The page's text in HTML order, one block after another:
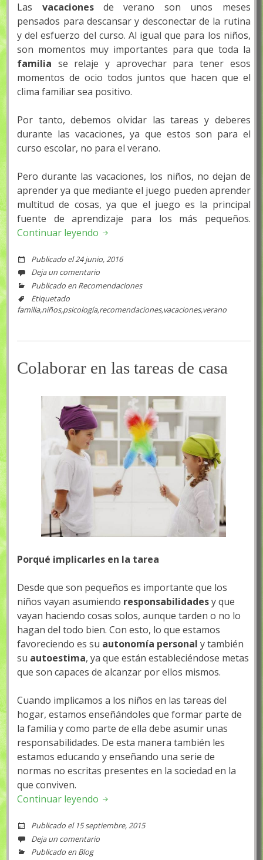
Las vacacionesde verano son unos meses
pensados para descansar y desconectar de la rutina
y del esfuerzo del curso. Al igual que para los niños,
son momentos muy importantes para que toda la
familia se relaje y aprovechar para tener esos
momentos de ocio todos juntos que hacen que el
clima familiar sea positivo.
Por tanto, debemos olvidar las tareas y deberes
durante las vacaciones, ya que estos son para el
curso escolar, no para el verano.
Pero durante las vacaciones, los niños, no dejan de
aprender ya que mediante el juego pueden aprender
multitud de cosas, ya que el juego es la principal
fuente de aprendizaje para los más pequeños.
Continuar leyendo
Publicado el24 junio, 2016
Deja un comentario
Publicado en Recomendaciones
Etiquetado
familia,niños,psicología,recomendaciones,vacaciones,verano
Colaborar en las tareas de casa
Porqué implicarles en la tarea
Desde que son pequeños es importante que los
niños vayan asumiendo responsabilidadesy que
vayan haciendo cosas solos, aunque tarden o no lo
hagan del todo bien. Con esto, lo que estamos
favoreciendo es su autonomía personal y también
su autoestima, ya que están estableciéndose metas
que son capaces de alcanzar por ellos mismos.
Cuando implicamos a los niños en las tareas del
hogar, estamos enseñándoles que formar parte de
la familia y como parte de ella debe asumir unas
responsabilidades. De esta manera también les
estamos educando y enseñando una serie de
normas no escritas presentes en la sociedad en la
que conviven.
Continuar leyendo
Publicado el 15 septiembre, 2015
Deja un comentario
Publicado en Blog